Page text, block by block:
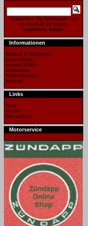
Verwenden Sie Stichworte, um
ein Produkt zu finden.
erweiterte Suche
Informationen
Wideruf & Rückgabe
Datenschutz
Unsere AGB's
Impressum
Versandkosten
Kontakt
Links
Chat
Forum
Gaestebuch
Motorservice